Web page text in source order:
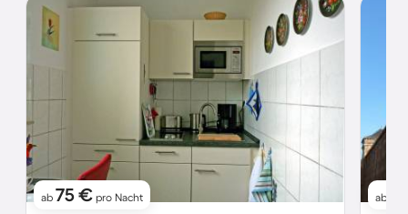
ab 75 € pro Nacht ab